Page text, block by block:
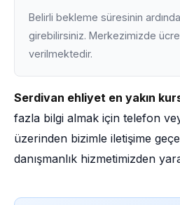
Belirli bekleme süresinin
girebilirsiniz. Merkezimizde
verilmektedir.
Serdivan ehliyet en yakın
fazla bilgi almak için telefon
üzerinden bizimle iletişime
danışmanlık hizmetimizden